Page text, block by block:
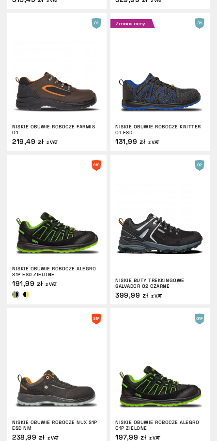
NISKIE OBUWIE ROBOCZE FARMIS
O1
219,49 zł z VAT
Zmiana ceny
NISKIE OBUWIE ROBOCZE KNITTER
O1 ESD
131,99 zł z VAT
NISKIE OBUWIE ROBOCZE ALEGRO
S1P ESD ZIELONE
191,99 zł z VAT
NISKIE BUTY TREKKINGOWE
SALVADOR O2 CZARNE
399,99 zł z VAT
NISKIE OBUWIE ROBOCZE NUX S1P
ESD NM
238,99 zł z VAT
NISKIE OBUWIE ROBOCZE ALEGRO
O1P ZIELONE
197,99 zł z VAT